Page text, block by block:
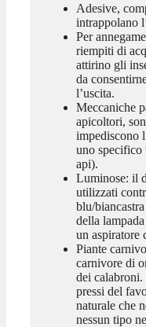
Adesive,
intrappolano
Per
riempiti di
attirino gli
da
l’uscita.
Meccaniche
apicoltori,
impediscono
uno specifico
api).
Luminose: il
utilizzati
blu/
della
un aspiratore
Piante
carnivore di
dei calabroni.
pressi del
naturale che
nessun tipo